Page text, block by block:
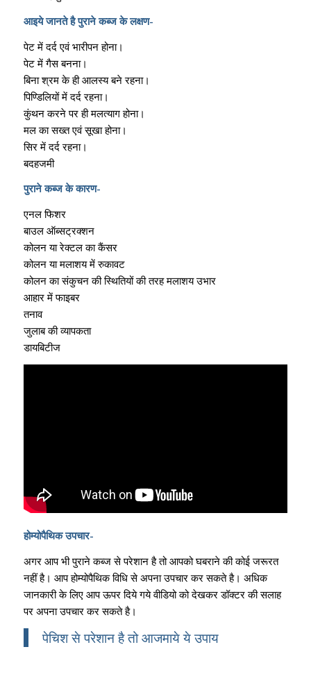
आइये जानते है पुराने कब्ज के लक्षण-
पेट में दर्द एवं भारीपन होना।
पेट में गैस बनना।
बिना श्रम के ही आलस्य बने रहना।
पिण्डिलियों में दर्द रहना।
कुंथन करने पर ही मलत्याग होना।
मल का सख्त एवं सूखा होना।
सिर में दर्द रहना।
बदहजमी
पुराने कब्ज के कारण-
एनल फिशर
बाउल ऑब्सट्रक्शन
कोलन या रेक्टल का कैंसर
कोलन या मलाशय में रुकावट
कोलन का संकुचन की स्थितियों की तरह मलाशय उभार
आहार में फाइबर
तनाव
जुलाब की व्यापकता
डायबिटीज
होम्योपैथिक उपचार-
अगर आप भी पुराने कब्ज से परेशान है तो आपको घबराने की कोई जरूरत
नहीं है। आप होम्योपैथिक विधि से अपना उपचार कर सकते है। अधिक
जानकारी के लिए आप ऊपर दिये गये वीडियो को देखकर डॉक्टर की सलाह
पर अपना उपचार कर सकते है।
पेचिश से परेशान है तो आजमाये ये उपाय